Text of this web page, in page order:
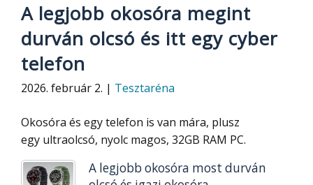
A legjobb okosóra megint
durván olcsó és itt egy cyber
telefon
2026. február 2. | Tesztaréna
Okosóra és egy telefon is van mára, plusz
egy ultraolcsó, nyolc magos, 32GB RAM PC.
A legjobb okosóra most durván